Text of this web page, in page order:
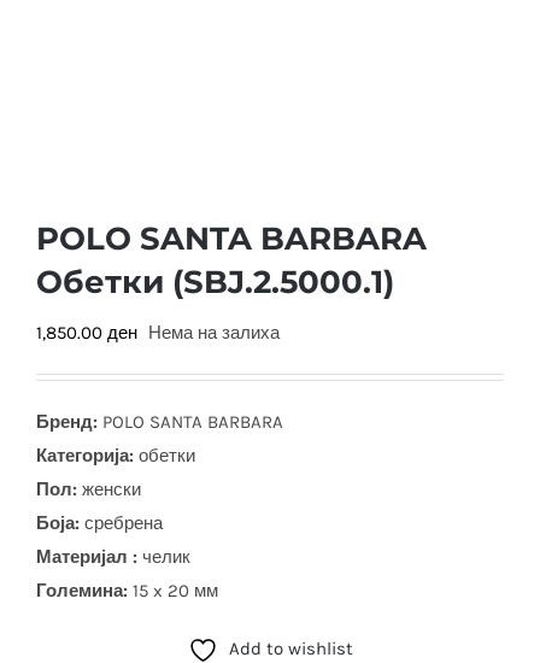
POLO SANTA BARBARA
Обетки (SBJ.2.5000.1)
1,850.00 ден Нема на залиха
Бренд: POLO SANTA BARBARA
Категорија: обетки
Пол: женски
Боја: сребрена
Материјал : челик
Големина: 15 x 20 мм
Add to wishlist